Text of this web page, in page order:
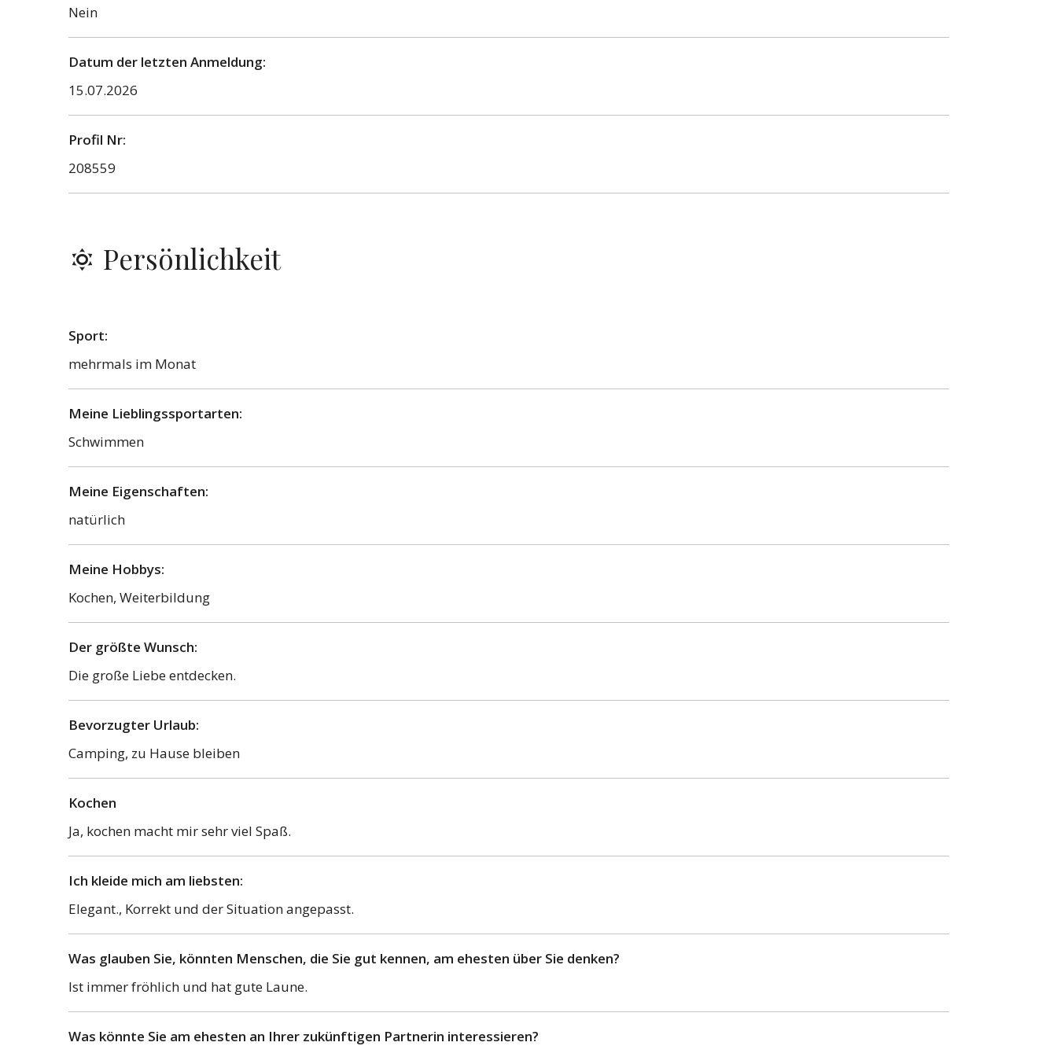
Nein
Datum der letzten Anmeldung:
15.07.2026
Profil Nr:
208559
Persönlichkeit
Sport:
mehrmals im Monat
Meine Lieblingssportarten:
Schwimmen
Meine Eigenschaften:
natürlich
Meine Hobbys:
Kochen, Weiterbildung
Der größte Wunsch:
Die große Liebe entdecken.
Bevorzugter Urlaub:
Camping, zu Hause bleiben
Kochen
Ja, kochen macht mir sehr viel Spaß.
Ich kleide mich am liebsten:
Elegant., Korrekt und der Situation angepasst.
Was glauben Sie, könnten Menschen, die Sie gut kennen, am ehesten über Sie denken?
Ist immer fröhlich und hat gute Laune.
Was könnte Sie am ehesten an Ihrer zukünftigen Partnerin interessieren?